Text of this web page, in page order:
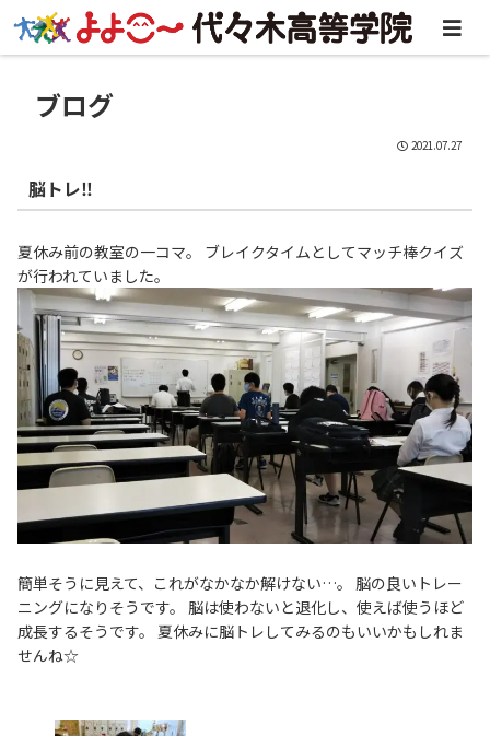
ブログ
2021.07.27
脳トレ‼
夏休み前の教室の一コマ。 ブレイクタイムとしてマッチ棒クイズ
が行われていました。
簡単そうに見えて、これがなかなか解けない…。 脳の良いトレー
ニングになりそうです。 脳は使わないと退化し、使えば使うほど
成長するそうです。 夏休みに脳トレしてみるのもいいかもしれま
せんね☆